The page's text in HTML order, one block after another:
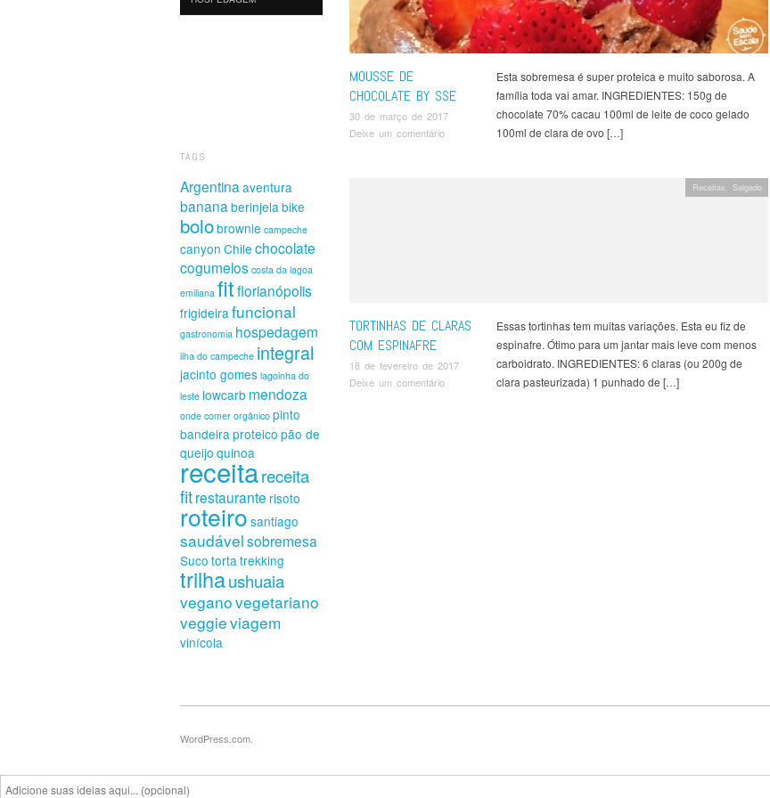
MOUSSE DE
CHOCOLATE BY SSE
30 de março de 2017
Deixe um comentário
Esta sobremesa é super proteica e muito saborosa. A
família toda vai amar. INGREDIENTES: 150g de
chocolate 70% cacau 100ml de leite de coco gelado
100ml de clara de ovo […]
TORTINHAS DE CLARAS
COM ESPINAFRE
18 de fevereiro de 2017
Deixe um comentário
Essas tortinhas tem muitas variações. Esta eu fiz de
espinafre. Ótimo para um jantar mais leve com menos
carboidrato. INGREDIENTES: 6 claras (ou 200g de
clara pasteurizada) 1 punhado de […]
Receitas Salgado
TAGS
Argentina aventura
banana berinjelabike
bolobrownie campeche
canyon Chile chocolate
cogumelos costa da lagoa
emiliana fitflorianópolis
frigideirafuncional
gastronomia hospedagem
ilha do campeche integral
jacinto gomes lagoinha do
leste lowcarb mendoza
onde comer orgânico pinto
bandeiraproteico pão de
queijo quinoa
receitareceita
fitrestaurante risoto
roteiro santiago
saudávelsobremesa
Suco tortatrekking
trilhaushuaia
veganovegetariano
veggieviagem
vinícola
WordPress.com